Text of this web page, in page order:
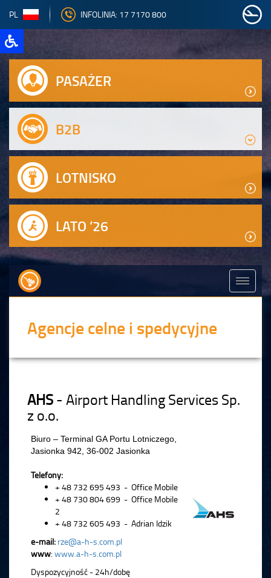
PL INFOLINIA: 17 7170 800
PASAŻER
B2B
LOTNISKO
LATO ’26
Agencje celne i spedycyjne
AHS- Airport Handling Services Sp.
z o.o.
Biuro – Terminal GA Portu Lotniczego,
Jasionka 942, 36-002 Jasionka
Telefony:
+ 48 732 695 493 - Office Mobile
+ 48 730 804 699 - Office Mobile
2
+ 48 732 605 493 - Adrian Idzik
e-mail: rze@a-h-s.com.pl
www: www.a-h-s.com.pl
Dyspozycyjność - 24h/dobę